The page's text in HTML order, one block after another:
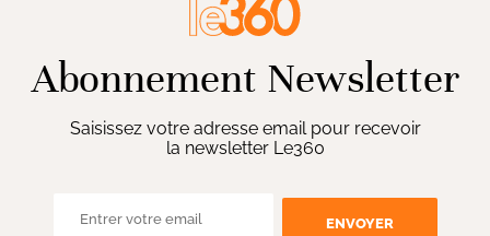
Abonnement Newsletter
Saisissez votre adresse email pour recevoir
la newsletter Le360
ENVOYER